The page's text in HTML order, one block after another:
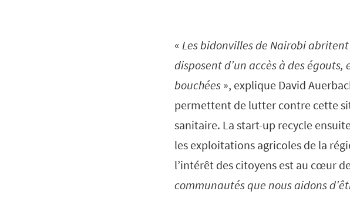
« Les bidonvilles de Nairobi
disposent d’un accès à des
bouchées », explique David
permettent de lutter contre cette
sanitaire. La start-up recycle
les exploitations agricoles de la
l’intérêt des citoyens est au cœur
communautés que nous aidons